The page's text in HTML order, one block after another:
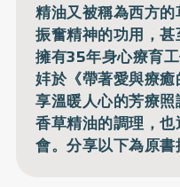
精油又被稱為西方的
振奮精神的功用，
擁有35年身心療育
妦於《帶著愛與療
享溫暖人心的芳療
香草精油的調理，
會。分享以下為原書